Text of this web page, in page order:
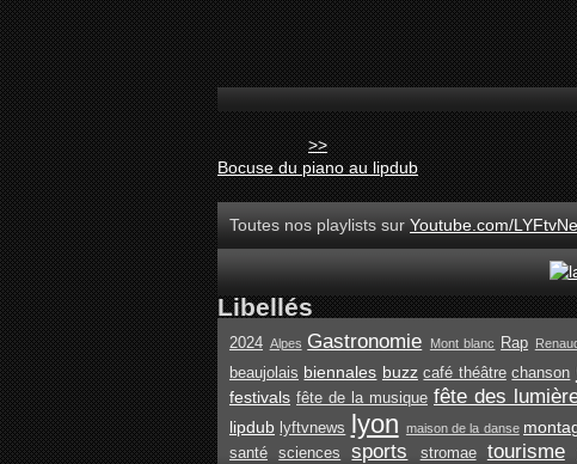
>>
Bocuse du piano au lipdub
Toutes nos playlists sur Youtube.com/
Libellés
2024 Alpes Gastronomie Mont blanc Rap
beaujolais biennales buzz café théâtre chanson
festivals fête de la musique fête des
lipdub lyftvnews lyon maison de la danse
santé sciences sports stromae tourisme